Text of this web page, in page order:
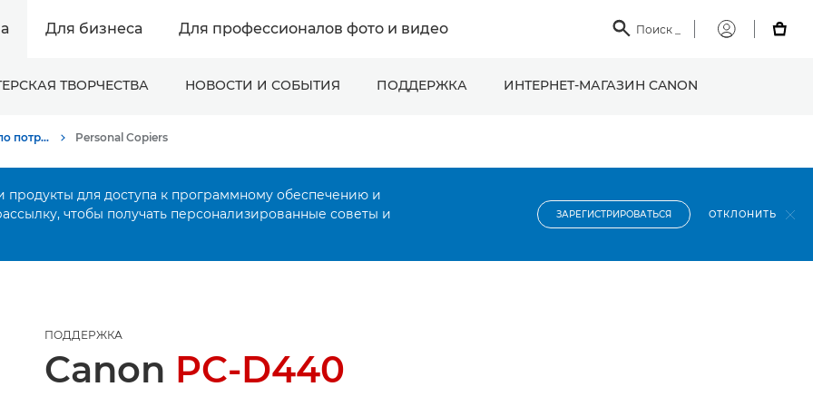
Для бизнеса Для профессионалов фото и видео  Поиск
Мой

ТВОРЧЕСТВА НОВОСТИ И СОБЫТИЯ ПОДДЕРЖКА ИНТЕРНЕТ-МАГАЗИН CANON
Онлайн-поддержка по потребительской продукции Personal Copiers
продукты для доступа к программному обеспечению и
чтобы получать персонализированные советы и
ЗАРЕГИСТРИРОВАТЬСЯ ОТКЛОНИТЬ
ПОДДЕРЖКА
Canon PC-D440